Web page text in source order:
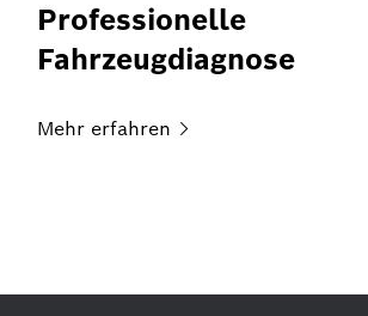
Professionelle
Fahrzeugdiagnose
Mehr erfahren